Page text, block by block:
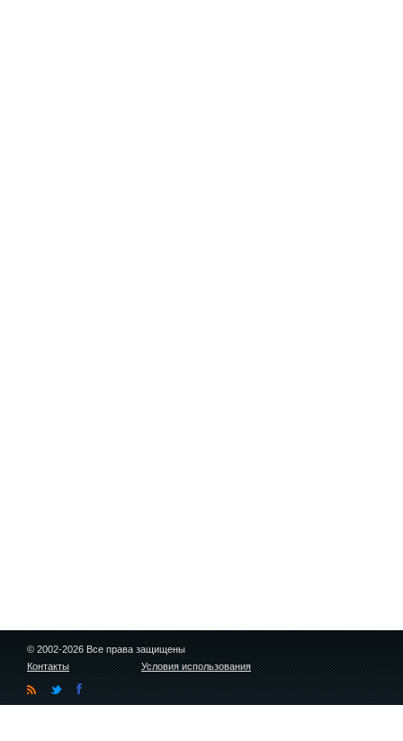
© 2002-2026 Все права защищены
Контакты
Условия использования